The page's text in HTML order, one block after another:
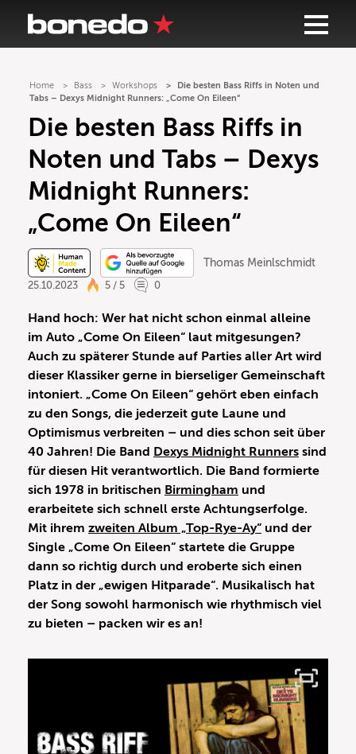
Home Bass Workshops
Die besten Bass Riffs in Noten und
Tabs – Dexys Midnight Runners: „Come On Eileen“
Die besten Bass Riffs in
Noten und Tabs – Dexys
Midnight Runners:
„Come On Eileen“
Thomas Meinlschmidt
25.10.2023
5 / 5 0
Hand hoch: Wer hat nicht schon einmal alleine
im Auto „Come On Eileen“ laut mitgesungen?
Auch zu späterer Stunde auf Parties aller Art wird
dieser Klassiker gerne in bierseliger Gemeinschaft
intoniert. „Come On Eileen“ gehört eben einfach
zu den Songs, die jederzeit gute Laune und
Optimismus verbreiten – und dies schon seit über
40 Jahren! Die Band Dexys Midnight Runners sind
für diesen Hit verantwortlich. Die Band formierte
sich 1978 in britischen Birmingham und
erarbeitete sich schnell erste Achtungserfolge.
Mit ihrem zweiten Album „Top-Rye-Ay“ und der
Single „Come On Eileen“ startete die Gruppe
dann so richtig durch und eroberte sich einen
Platz in der „ewigen Hitparade“. Musikalisch hat
der Song sowohl harmonisch wie rhythmisch viel
zu bieten – packen wir es an!